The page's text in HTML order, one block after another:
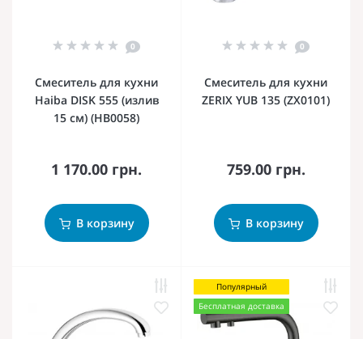
0
Смеситель для кухни
Haiba DISK 555 (излив
15 см) (HB0058)
1 170.00 грн.
В корзину
0
Смеситель для кухни
ZERIX YUB 135 (ZX0101)
759.00 грн.
В корзину
Популярный
Бесплатная доставка